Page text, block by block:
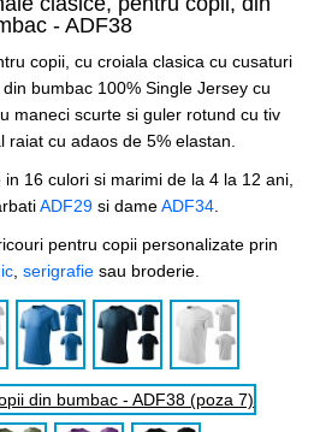
-ADF38
copii, cu croiala clasica cu cusaturi
bumbac 100% Single Jersey cu
maneci scurte si guler rotund cu tiv
raiat cu adaos de 5% elastan.
16 culori si marimi de la 4 la 12 ani,
ADF29 si dameADF34
pentru copii personalizate prin
, serigrafiesau broderie.